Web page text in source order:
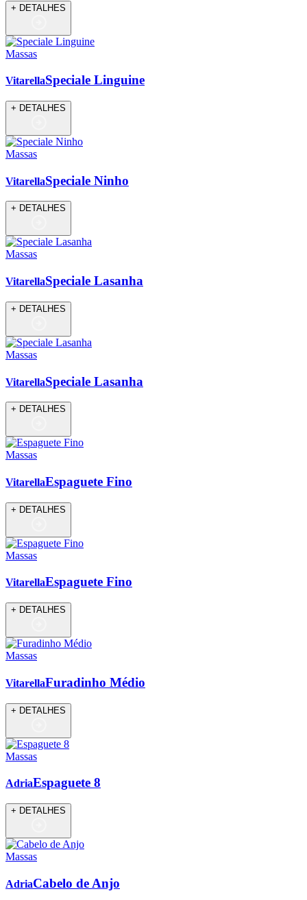
+ DETALHES
Massas
VitarellaSpeciale Linguine
+ DETALHES
Massas
VitarellaSpeciale Ninho
+ DETALHES
Massas
VitarellaSpeciale Lasanha
+ DETALHES
Massas
VitarellaSpeciale Lasanha
+ DETALHES
Massas
VitarellaEspaguete Fino
+ DETALHES
Massas
VitarellaEspaguete Fino
+ DETALHES
Massas
VitarellaFuradinho Médio
+ DETALHES
Massas
AdriaEspaguete 8
+ DETALHES
Massas
AdriaCabelo de Anjo